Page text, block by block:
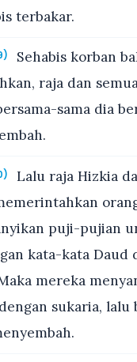
terbakar.
Sehabis korban
raja dan
sama dia
Lalu raja Hizkia
puji-pujian
kata-kata Daud
mereka
sukaria,